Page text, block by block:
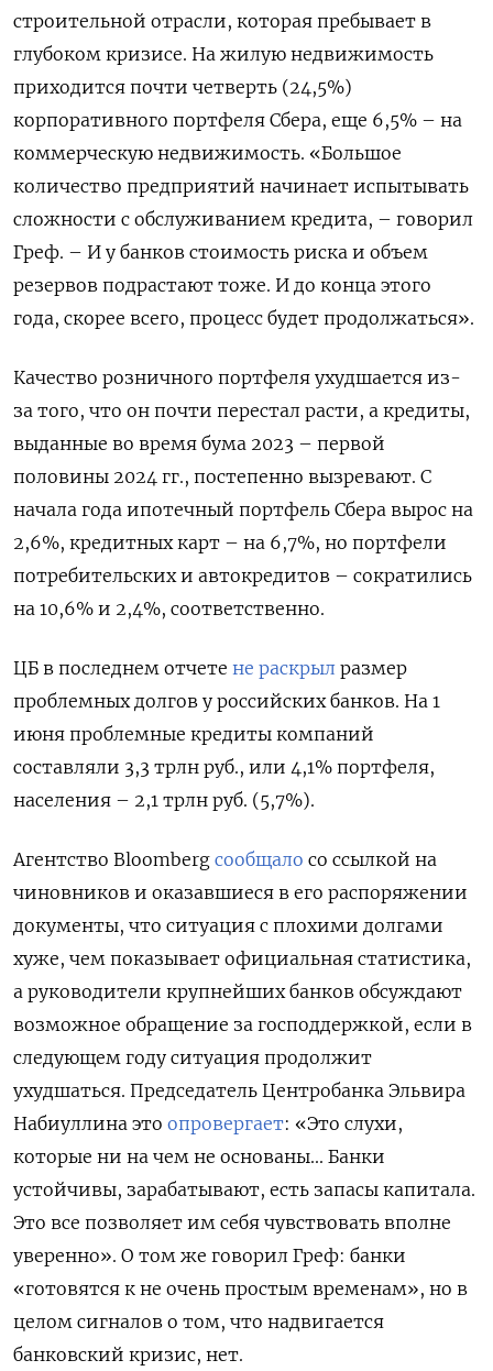
строительной отрасли, которая пребывает в
глубоком кризисе. На жилую недвижимость
приходится почти четверть (24,5%)
корпоративного портфеля Сбера, еще 6,5% – на
коммерческую недвижимость. «Большое
количество предприятий начинает испытывать
сложности с обслуживанием кредита, – говорил
Греф. – И у банков стоимость риска и объем
резервов подрастают тоже. И до конца этого
года, скорее всего, процесс будет продолжаться».
Качество розничного портфеля ухудшается из-
за того, что он почти перестал расти, а кредиты,
выданные во время бума 2023 – первой
половины 2024 гг., постепенно вызревают. С
начала года ипотечный портфель Сбера вырос на
2,6%, кредитных карт – на 6,7%, но портфели
потребительских и автокредитов – сократились
на 10,6% и 2,4%, соответственно.
ЦБ в последнем отчете не раскрыл размер
проблемных долгов у российских банков. На 1
июня проблемные кредиты компаний
составляли 3,3 трлн руб., или 4,1% портфеля,
населения – 2,1 трлн руб. (5,7%).
Агентство Bloomberg сообщало со ссылкой на
чиновников и оказавшиеся в его распоряжении
документы, что ситуация с плохими долгами
хуже, чем показывает официальная статистика,
а руководители крупнейших банков обсуждают
возможное обращение за господдержкой, если в
следующем году ситуация продолжит
ухудшаться. Председатель Центробанка Эльвира
Набиуллина это опровергает: «Это слухи,
которые ни на чем не основаны... Банки
устойчивы, зарабатывают, есть запасы капитала.
Это все позволяет им себя чувствовать вполне
уверенно». О том же говорил Греф: банки
«готовятся к не очень простым временам», но в
целом сигналов о том, что надвигается
банковский кризис, нет.